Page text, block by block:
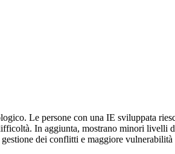
Le persone con una IE sviluppata
In aggiunta, mostrano minori
dei conflitti e maggiore